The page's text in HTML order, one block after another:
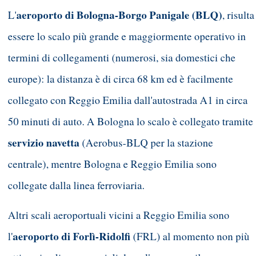
L'aeroporto di Bologna-Borgo Panigale (BLQ), risulta
essere lo scalo più grande e maggiormente operativo in
termini di collegamenti (numerosi, sia domestici che
europe): la distanza è di circa 68 km ed è facilmente
collegato con Reggio Emilia dall'autostrada A1 in circa
50 minuti di auto. A Bologna lo scalo è collegato tramite
servizio navetta(Aerobus-BLQ per la stazione
centrale), mentre Bologna e Reggio Emilia sono
collegate dalla linea ferroviaria.
Altri scali aeroportuali vicini a Reggio Emilia sono
l'aeroporto di Forlì-Ridolfi(FRL) al momento non più